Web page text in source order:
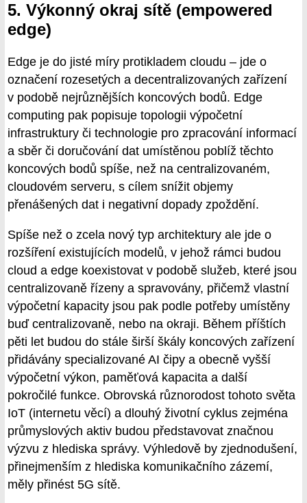
5. Výkonný okraj sítě (empowered
edge)
Edge je do jisté míry protikladem cloudu – jde o
označení rozesetých a decentralizovaných zařízení
v podobě nejrůznějších koncových bodů. Edge
computing pak popisuje topologii výpočetní
infrastruktury či technologie pro zpracování informací
a sběr či doručování dat umístěnou poblíž těchto
koncových bodů spíše, než na centralizovaném,
cloudovém serveru, s cílem snížit objemy
přenášených dat i negativní dopady zpoždění.
Spíše než o zcela nový typ architektury ale jde o
rozšíření existujících modelů, v jehož rámci budou
cloud a edge koexistovat v podobě služeb, které jsou
centralizovaně řízeny a spravovány, přičemž vlastní
výpočetní kapacity jsou pak podle potřeby umístěny
buď centralizovaně, nebo na okraji. Během příštích
pěti let budou do stále širší škály koncových zařízení
přidávány specializované AI čipy a obecně vyšší
výpočetní výkon, paměťová kapacita a další
pokročilé funkce. Obrovská různorodost tohoto světa
IoT (internetu věcí) a dlouhý životní cyklus zejména
průmyslových aktiv budou představovat značnou
výzvu z hlediska správy. Výhledově by zjednodušení,
přinejmenším z hlediska komunikačního zázemí,
měly přinést 5G sítě.